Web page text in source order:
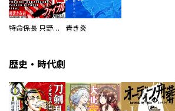
特命係長 只野仁ファイナル 愛蔵版 青き炎
歴史・時代劇